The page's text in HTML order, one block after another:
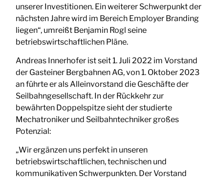
unserer Investitionen. Ein weiterer Schwerpunkt der
nächsten Jahre wird im Bereich Employer Branding
liegen“, umreißt Benjamin Rogl seine
betriebswirtschaftlichen Pläne.
Andreas Innerhofer ist seit 1. Juli 2022 im Vorstand
der Gasteiner Bergbahnen AG, von 1. Oktober 2023
an führte er als Alleinvorstand die Geschäfte der
Seilbahngesellschaft. In der Rückkehr zur
bewährten Doppelspitze sieht der studierte
Mechatroniker und Seilbahntechniker großes
Potenzial:
„Wir ergänzen uns perfekt in unseren
betriebswirtschaftlichen, technischen und
kommunikativen Schwerpunkten. Der Vorstand